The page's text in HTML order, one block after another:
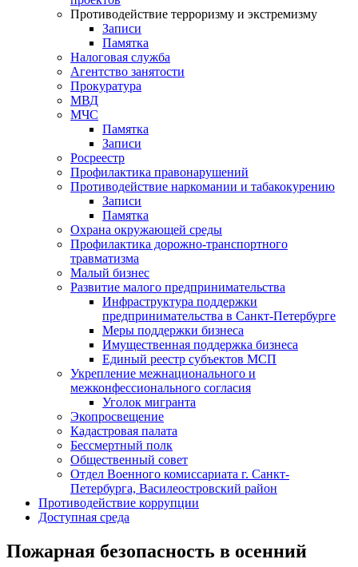
Противодействие терроризму и экстремизму
Записи
Памятка
Налоговая служба
Агентство занятости
Прокуратура
МВД
МЧС
Памятка
Записи
Росреестр
Профилактика правонарушений
Противодействие наркомании и табакокурению
Записи
Памятка
Охрана окружающей среды
Профилактика дорожно-транспортного
травматизма
Малый бизнес
Развитие малого предпринимательства
Инфраструктура поддержки
предпринимательства в Санкт-Петербурге
Меры поддержки бизнеса
Имущественная поддержка бизнеса
Единый реестр субъектов МСП
Укрепление межнационального и
межконфессионального согласия
Уголок мигранта
Экопросвещение
Кадастровая палата
Бессмертный полк
Общественный совет
Отдел Военного комиссариата г. Санкт-
Петербурга, Василеостровский район
Противодействие коррупции
Доступная среда
Пожарная безопасность в осенний